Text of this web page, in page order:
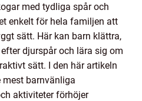
med tydliga spår och
enkelt för hela familjen att
sätt. Här kan barn klättra,
djurspår och lära sig om
sätt. I den här artikeln
barnvänliga
aktiviteter förhöjer